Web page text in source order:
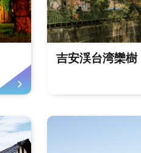
吉安渓台湾欒樹